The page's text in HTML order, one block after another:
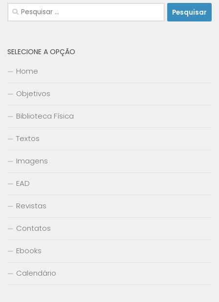
Pesquisar
por:
SELECIONE A OPÇÃO
Home
Objetivos
Biblioteca Física
Textos
Imagens
EAD
Revistas
Contatos
Ebooks
Calendário